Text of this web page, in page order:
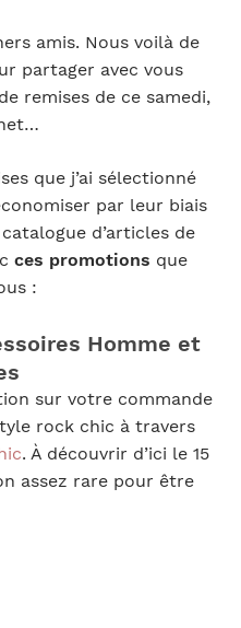
amis. Nous voilà de
partager avec vous
remises de ce samedi,
que j’ai sélectionné
par leur biais
d’articles de
ces promotions que
:
Homme et
sur votre commande
rock chic à travers
. À découvrir d’ici le 15
assez rare pour être